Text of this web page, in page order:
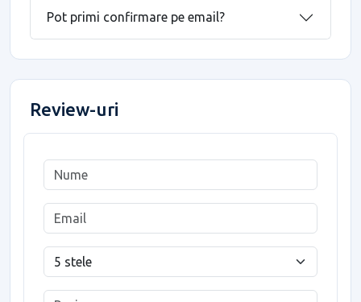
Pot primi confirmare pe email?
Review-uri